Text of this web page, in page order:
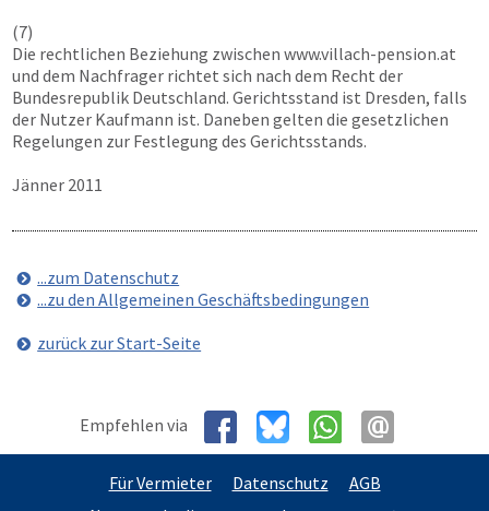
(7)
Die rechtlichen Beziehung zwischen www.villach-pension.at
und dem Nachfrager richtet sich nach dem Recht der
Bundesrepublik Deutschland. Gerichtsstand ist Dresden, falls
der Nutzer Kaufmann ist. Daneben gelten die gesetzlichen
Regelungen zur Festlegung des Gerichtsstands.
Jänner 2011
...zum Datenschutz
...zu den Allgemeinen Geschäftsbedingungen
zurück zur Start-Seite
Empfehlen via
Für Vermieter Datenschutz
AGB